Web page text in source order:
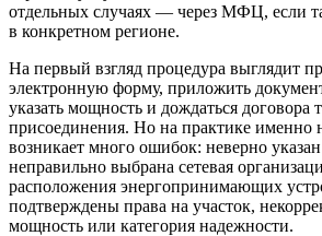
отдельных случаях — через МФЦ, если
в конкретном регионе.
На первый взгляд процедура выглядит
электронную форму, приложить
указать мощность и дождаться договора
присоединения. Но на практике именно
возникает много ошибок: неверно
неправильно выбрана сетевая
расположения энергопринимающих
подтверждены права на участок,
мощность или категория надежности.